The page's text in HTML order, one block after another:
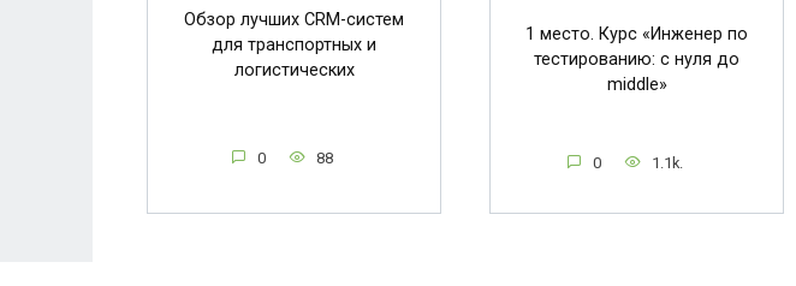
Обзор лучших CRM-систем
для транспортных и
логистических
0 88
1 место. Курс «Инженер по
тестированию: с нуля до
middle»
0 1.1k.